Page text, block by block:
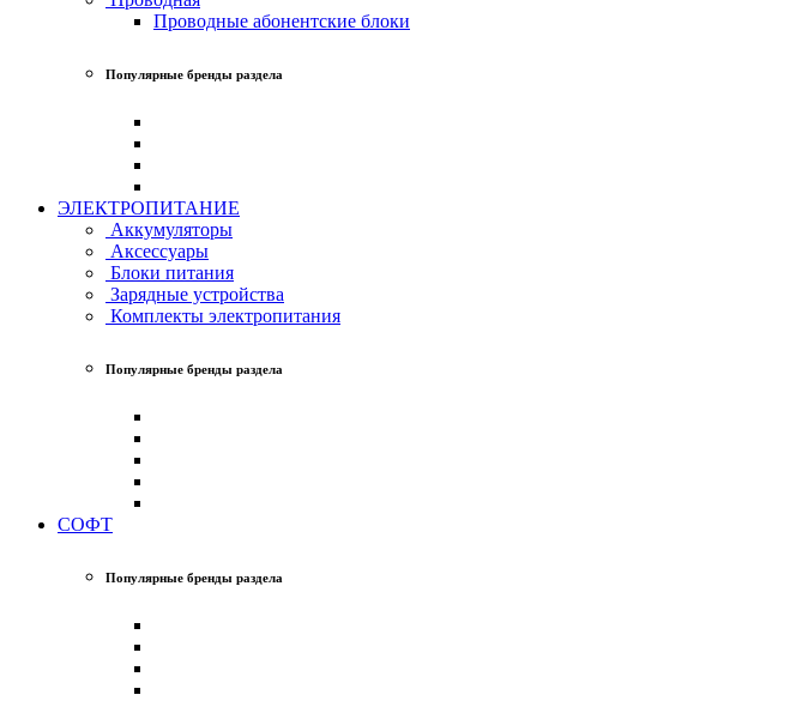
Проводные абонентские блоки
Популярные бренды раздела
ЭЛЕКТРОПИТАНИЕ
Аккумуляторы
Аксессуары
Блоки питания
Зарядные устройства
Комплекты электропитания
Популярные бренды раздела
СОФТ
Популярные бренды раздела